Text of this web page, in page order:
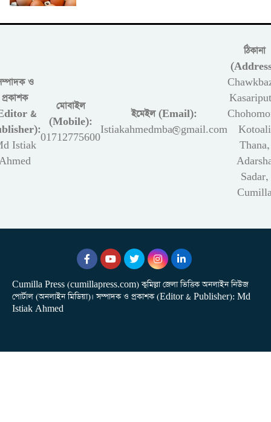
ও
প্রকাশক
&
Istiak
মোবাইল
(Mobile):
01712775600
ইমেইল (Email):
Istiakahmedmba@gmail.com
ঠিকানা
Kotoali
Thana,
Sadar,
Cumilla Press (cumillapress.com) কুমিল্লা জেলা ভিত্তিক অনলাইন নিউজ
পোর্টাল (অনলাইন মিডিয়া)। সম্পাদক ও প্রকাশক (Editor & Publisher): Md
Istiak Ahmed